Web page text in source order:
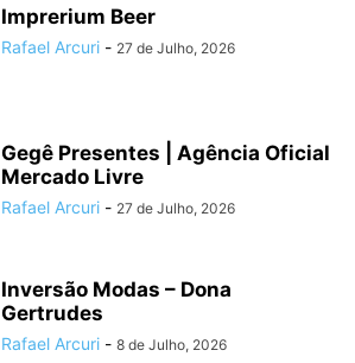
Imprerium Beer
Rafael Arcuri - 27 de Julho, 2026
Gegê Presentes | Agência Oficial
Mercado Livre
Rafael Arcuri - 27 de Julho, 2026
Inversão Modas – Dona
Gertrudes
Rafael Arcuri - 8 de Julho, 2026